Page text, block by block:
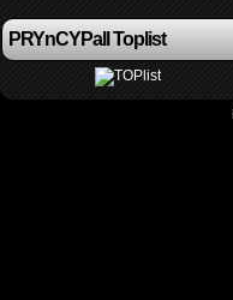
PRYnCYPall Toplist